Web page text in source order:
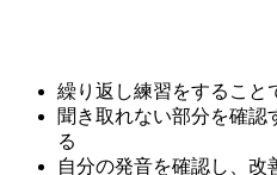
繰り返し練習をすること
聞き取れない部分を確認
る
自分の発音を確認し、改